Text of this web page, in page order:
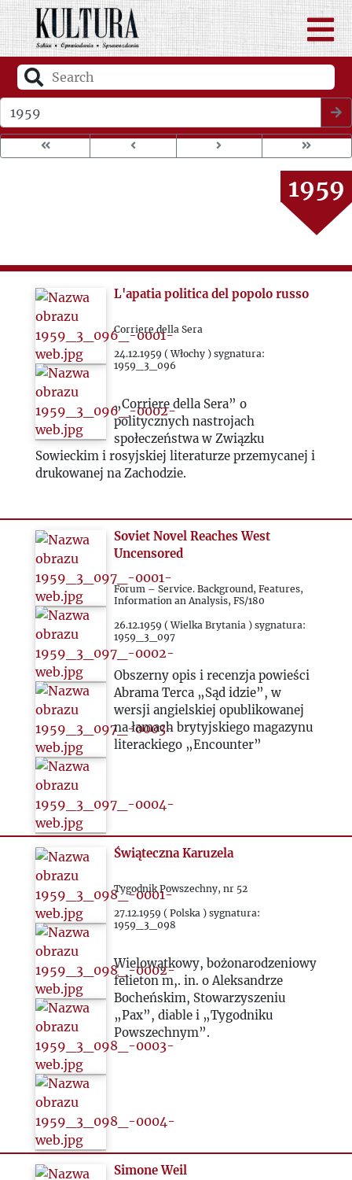
1955
1956
1957
1958
1959
1960
1961
1965
1969
1970
1971
1974
1977
L'apatia politica del popolo russo
Corriere della Sera
24.12.1959 ( Włochy ) sygnatura:
1959_3_096
„Corriere della Sera” o
politycznych nastrojach
społeczeństwa w Związku
Sowieckim i rosyjskiej literaturze przemycanej i
drukowanej na Zachodzie.
Soviet Novel Reaches West
Uncensored
Forum – Service. Background, Features,
Information an Analysis, FS/180
26.12.1959 ( Wielka Brytania ) sygnatura:
1959_3_097
Obszerny opis i recenzja powieści
Abrama Terca „Sąd idzie”, w
wersji angielskiej opublikowanej
na łamach brytyjskiego magazynu
literackiego „Encounter”
Świąteczna Karuzela
Tygodnik Powszechny, nr 52
27.12.1959 ( Polska ) sygnatura:
1959_3_098
Wielowątkowy, bożonarodzeniowy
felieton m,. in. o Aleksandrze
Bocheńskim, Stowarzyszeniu
„Pax”, diable i „Tygodniku
Powszechnym”.
Simone Weil